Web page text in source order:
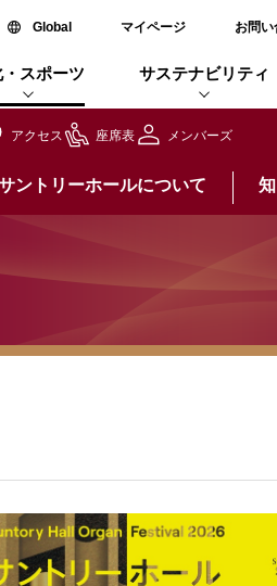
Global新しいウィンドウで開く
マイページ お問
スポーツ サステナビリティ
アクセス 座席表 メンバーズ
ントリーホールについて